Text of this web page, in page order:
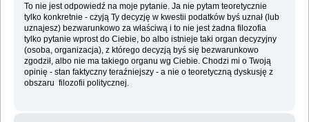
To nie jest odpowiedź na moje pytanie. Ja nie pytam teoretycznie
tylko konkretnie - czyją Ty decyzję w kwestii podatków byś uznał (lub
uznajesz) bezwarunkowo za właściwą i to nie jest żadna filozofia
tylko pytanie wprost do Ciebie, bo albo istnieje taki organ decyzyjny
(osoba, organizacja), z którego decyzją byś się bezwarunkowo
zgodził, albo nie ma takiego organu wg Ciebie. Chodzi mi o Twoją
opinię - stan faktyczny teraźniejszy - a nie o teoretyczną dyskusję z
obszaru filozofii politycznej.